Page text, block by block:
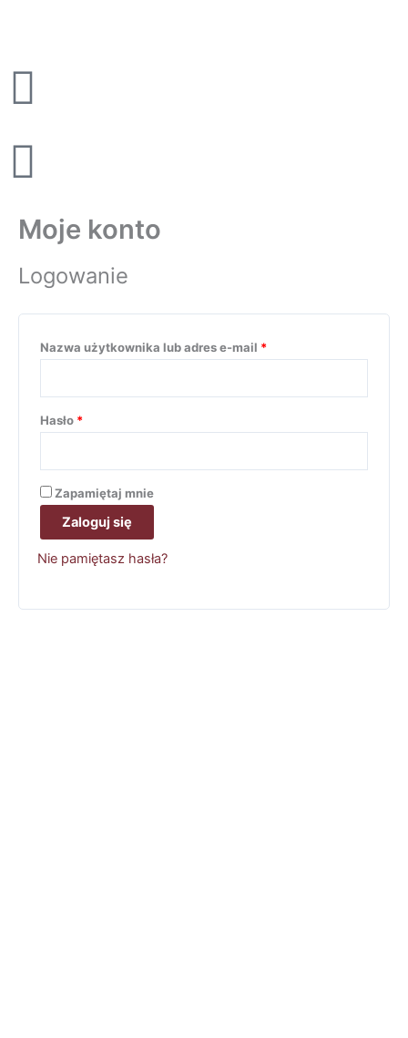
Moje konto
Logowanie
Nazwa użytkownika lub adres e-mail *
Hasło *
Zapamiętaj mnie
Zaloguj się
Nie pamiętasz hasła?